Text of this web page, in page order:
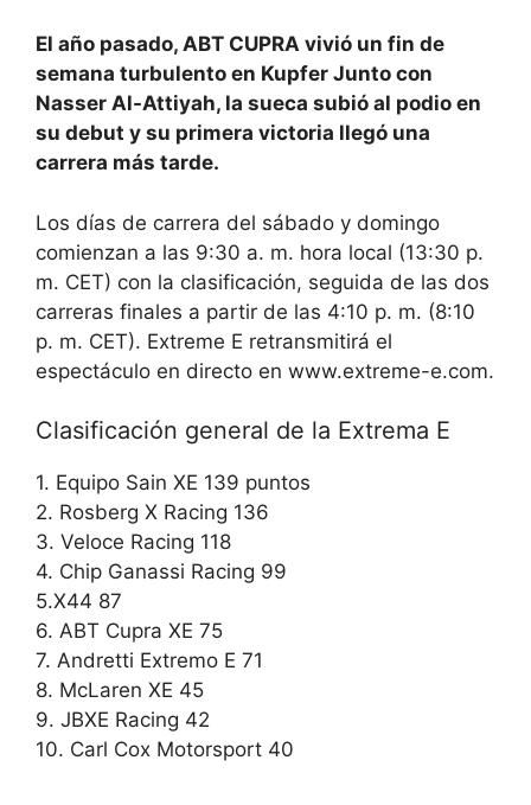
El año pasado, ABT CUPRA vivió un fin de
semana turbulento en Kupfer Junto con
Nasser Al-Attiyah, la sueca subió al podio en
su debut y su primera victoria llegó una
carrera más tarde.
Los días de carrera del sábado y domingo
comienzan a las 9:30 a. m. hora local (13:30 p.
m. CET) con la clasificación, seguida de las dos
carreras finales a partir de las 4:10 p. m. (8:10
p. m. CET). Extreme E retransmitirá el
espectáculo en directo en www.extreme-e.com.
Clasificación general de la Extrema E
1. Equipo Sain XE 139 puntos
2. Rosberg X Racing 136
3. Veloce Racing 118
4. Chip Ganassi Racing 99
5.X44 87
6. ABT Cupra XE 75
7. Andretti Extremo E 71
8. McLaren XE 45
9. JBXE Racing 42
10. Carl Cox Motorsport 40